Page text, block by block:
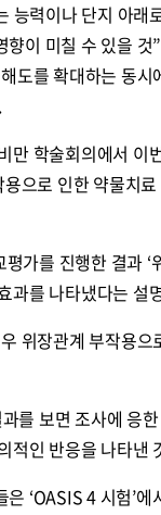
능력이나 단지 아
이 미칠 수 있을
도를 확대하는 동
학술회의에서 이
으로 인한 약물치
가를 진행한 결과
과를 나타냈다는 설
위장관계 부작용
를 보면 조사에 응
적인 반응을 나타낸
‘OASIS 4 시험’